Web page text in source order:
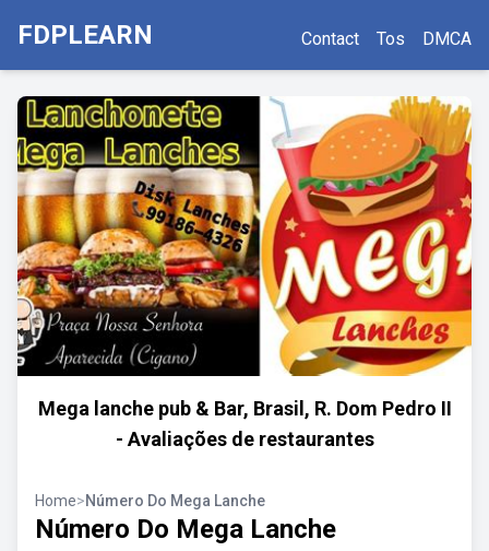
FDPLEARN Contact Tos DMCA
Mega lanche pub & Bar, Brasil, R. Dom Pedro II
- Avaliações de restaurantes
Home>Número Do Mega Lanche
Número Do Mega Lanche